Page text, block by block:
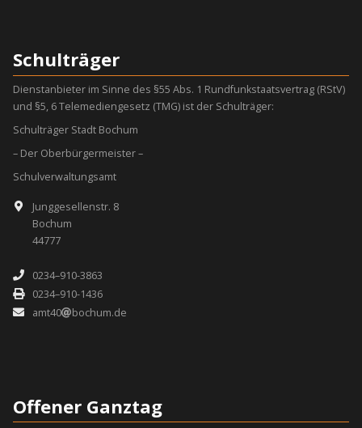
Schulträger
Dienstanbieter im Sinne des §55 Abs. 1 Rundfunkstaatsvertrag (RStV)
und §5, 6 Telemediengesetz (TMG) ist der Schulträger:
Schulträger Stadt Bochum
– Der Oberbürgermeister –
Schulverwaltungsamt
Junggesellenstr. 8
Bochum
44777
0234–910-3863
0234–910-1436
amt40
bochum.de
Offener Ganztag